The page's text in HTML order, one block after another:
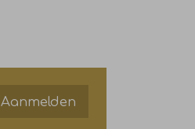
Aanmelden